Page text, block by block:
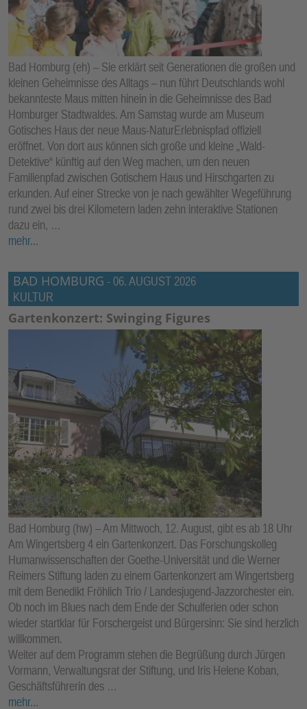
Bad Homburg (eh) – Sie erklärt seit Generationen die großen und
kleinen Geheimnisse des Alltags – nun führt Deutschlands wohl
bekannteste Maus mitten hinein in die Geheimnisse des Bad
Homburger Stadtwaldes. Am Samstag wurde am Museum
Gotisches Haus der neue Maus-NaturErlebnispfad offiziell
eröffnet. Von dort aus können sich große und kleine „Wald-
Detektive“ künftig auf den Weg machen, um den neuen
Familienpfad zwischen Gotischem Haus und Hirschgarten zu
erkunden. Auf einer Strecke von je nach gewählter Wegeführung
rund zwei bis drei Kilometern laden zehn interaktive Stationen
dazu ein, …
mehr...
BAD HOMBURG - 06. AUGUST 2026
KULTUR
Gartenkonzert: Swinging Figures
Bad Homburg (hw) – Am Mittwoch, 12. August, gibt es ab 18 Uhr
Am Wingertsberg 4 ein Gartenkonzert. Das Forschungskolleg
Humanwissenschaften der Goethe-Universität und die Werner
Reimers Stiftung laden zu einem Gartenkonzert am Wingertsberg
mit dem Benedikt Fröhlich Trio / Landesjugend-Jazzorchester ein.
Ob noch im Blues nach dem Ende der Schulferien oder schon
wieder startklar für Forschergeist und Bürgersinn: Sie sind herzlich
willkommen.
Weiter auf dem Programm stehen die Begrüßung durch Jürgen
Vormann, Verwaltungsrat der Stiftung, und Iris Helene Koban,
Geschäftsführerin des …
mehr...
E
N